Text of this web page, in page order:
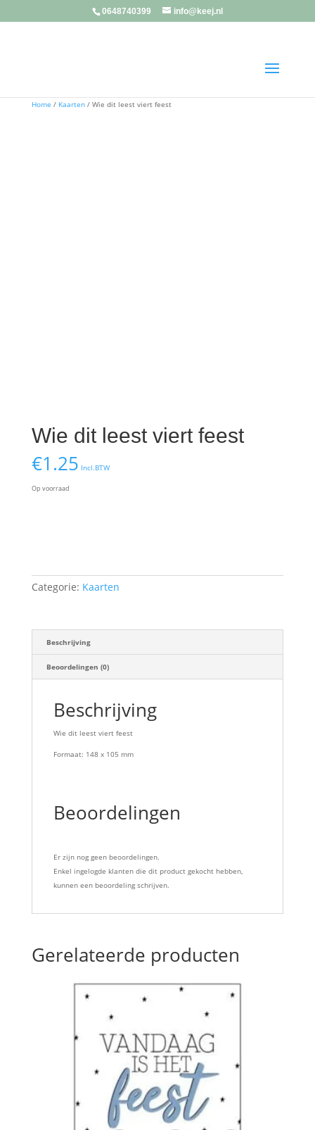
0648740399 info@keej.nl
Home / Kaarten/ Wie dit leest viert feest
Wie dit leest viert feest
€1.25 Incl.BTW
Op voorraad
feest
aantal
Categorie: Kaarten
Beschrijving
Beoordelingen (0)
Beschrijving
Wie dit leest viert feest
Formaat: 148 x 105 mm
Beoordelingen
Er zijn nog geen beoordelingen.
Enkel ingelogde klanten die dit product gekocht hebben,
kunnen een beoordeling schrijven.
Gerelateerde producten